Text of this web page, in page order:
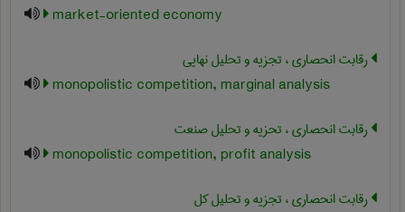
market-oriented economy
رقابت انحصاری ، تجزیه و تحلیل نهایی
monopolistic competition, marginal analysis
رقابت انحصاری ، تحزیه و تحلیل صنعت
monopolistic competition, profit analysis
رقابت انحصاری ، تجزیه و تحلیل کل